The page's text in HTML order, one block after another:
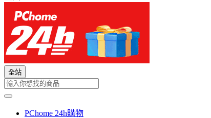
全站
PChome 24h購物